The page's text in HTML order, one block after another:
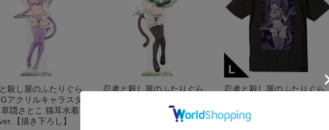
殺し屋のふたりぐら
アクリルキャラスタ
隠さとこ 猫耳水着メ
【描き下ろし】
忍者と殺し屋のふたりぐら
ンド 古賀このは 猫耳水着メ
イドver.【描き下ろし】
忍者と殺し屋のふたりぐら
水着メイドver.【描き下ろ
し】 Lサイズ